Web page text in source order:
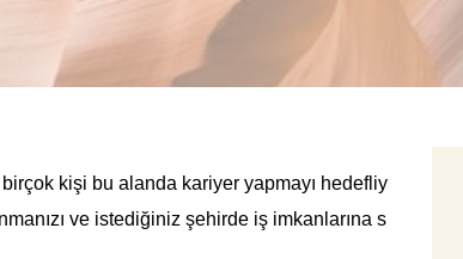
kişi bu alanda kariyer yapmayı hedefliy
ve istediğiniz şehirde iş imkanlarına s